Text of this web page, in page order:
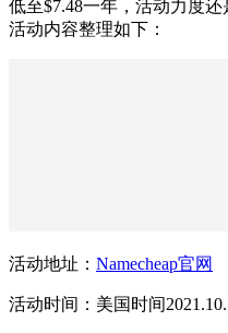
低至$7.48一年，活动力度
活动内容整理如下：
活动地址： Namecheap官网
活动时间：美国时间